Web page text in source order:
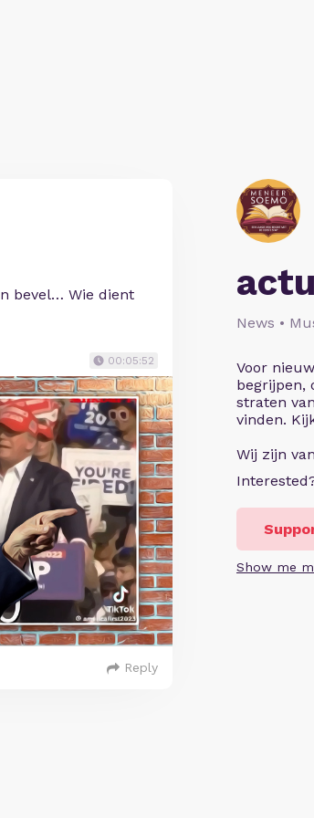
News •
Voor
begrijpen,
straten
vinden.
Wij zijn
Show me
bevel… Wie dient
00:05:52
Reply